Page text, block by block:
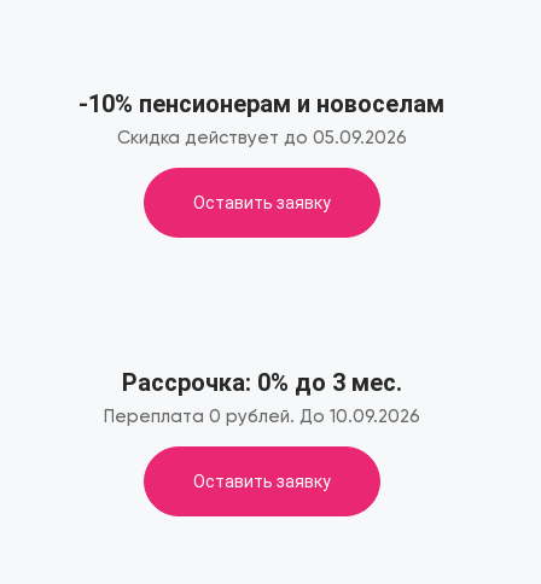
-10% пенсионерам и новоселам
Скидка действует до 05.09.2026
Оставить заявку
Рассрочка: 0% до 3 мес.
Переплата 0 рублей. До 10.09.2026
Оставить заявку